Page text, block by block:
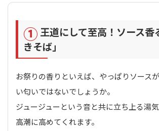
① 王道にして至高！ソース香
きそば」
お祭りの香りといえば、やっぱりソース
い匂いではないでしょうか。
ジュージューという音と共に立ち上る湯
高潮に高めてくれます。